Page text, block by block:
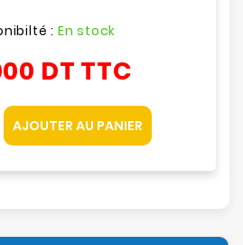
: En stock
DT TTC
AJOUTER AU PANIER